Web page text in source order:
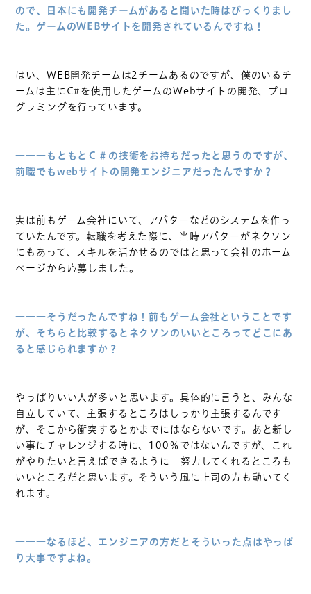
ので、日本にも開発チームがあると聞いた時はびっくりまし
た。ゲームのWEBサイトを開発されているんですね！
はい、WEB開発チームは2チームあるのですが、僕のいるチ
ームは主にC#を使用したゲームのWebサイトの開発、プロ
グラミングを行っています。
―――もともとＣ＃の技術をお持ちだったと思うのですが、
前職でもwebサイトの開発エンジニアだったんですか？
実は前もゲーム会社にいて、アバターなどのシステムを作っ
ていたんです。転職を考えた際に、当時アバターがネクソン
にもあって、スキルを活かせるのではと思って会社のホーム
ページから応募しました。
―――そうだったんですね！前もゲーム会社ということです
が、そちらと比較するとネクソンのいいところってどこにあ
ると感じられますか？
やっぱりいい人が多いと思います。具体的に言うと、みんな
自立していて、主張するところはしっかり主張するんです
が、そこから衝突するとかまでにはならないです。あと新し
い事にチャレンジする時に、100％ではないんですが、これ
がやりたいと言えばできるように 努力してくれるところも
いいところだと思います。そういう風に上司の方も動いてく
れます。
―――なるほど、エンジニアの方だとそういった点はやっぱ
り大事ですよね。